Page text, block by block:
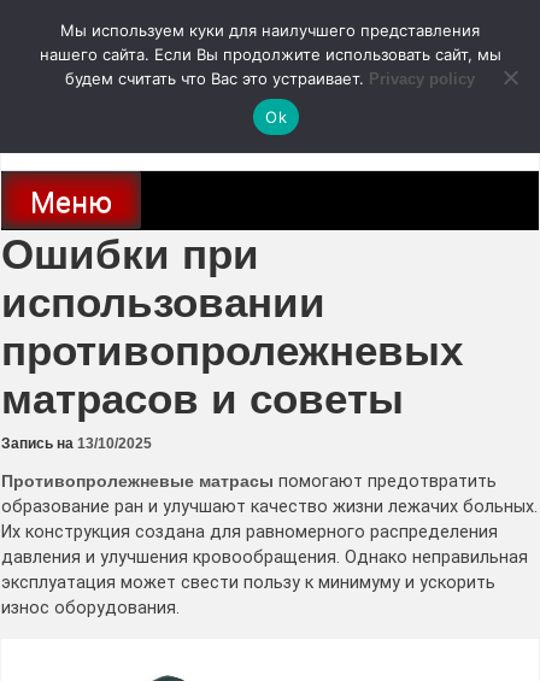
содержимому
autodoc24.ru
Новости про современные автомобили и не только, новинки зарубежного
и отечественного автопрома
Меню
Ошибки при
использовании
противопролежневых
матрасов и советы
Запись на 13/10/2025
Противопролежневые матрасы помогают предотвратить
образование ран и улучшают качество жизни лежачих больных.
Их конструкция создана для равномерного распределения
давления и улучшения кровообращения. Однако неправильная
эксплуатация может свести пользу к минимуму и ускорить
износ оборудования.
Мы используем куки для наилучшего представления
нашего сайта. Если Вы продолжите использовать сайт, мы
будем считать что Вас это устраивает. Privacy policy
Ok